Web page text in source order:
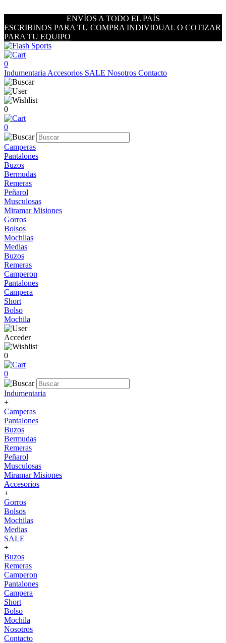
ENVÍOS A TODO EL PAÍS
ESCRIBINOS PARA TU COMPRA INDIVIDUAL O COTIZAR
PARA TU EQUIPO
0
Indumentaria Accesorios SALE Nosotros Contacto
0
0
Camperas
Pantalones
Buzos
Bermudas
Remeras
Peñarol
Musculosas
Miramar Misiones
Gorros
Bolsos
Mochilas
Medias
Buzos
Remeras
Camperon
Pantalones
Campera
Short
Bolso
Mochila
Acceder
0
0
Indumentaria
+
Camperas
Pantalones
Buzos
Bermudas
Remeras
Peñarol
Musculosas
Miramar Misiones
Accesorios
+
Gorros
Bolsos
Mochilas
Medias
SALE
+
Buzos
Remeras
Camperon
Pantalones
Campera
Short
Bolso
Mochila
Nosotros
Contacto